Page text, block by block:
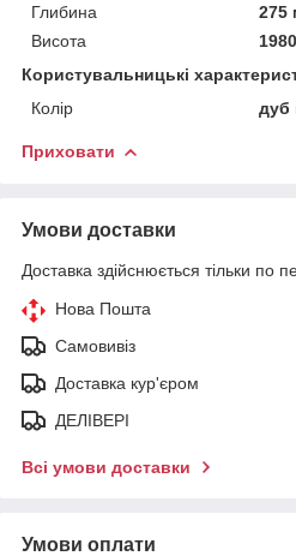
Глибина
275
Висота
Користувальницькі
Колір
дуб
Приховати
Умови доставки
Доставка здійснюється тільки по
Нова Пошта
Самовивіз
Доставка кур'єром
ДЕЛІВЕРІ
Всі умови доставки
Умови оплати